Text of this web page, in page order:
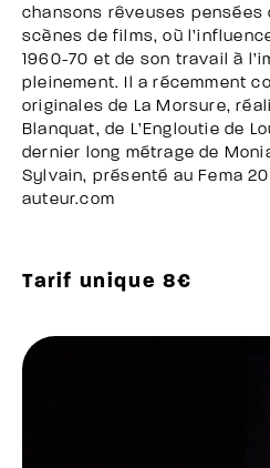
chansons rêveuses pensées
scènes de films, où
1960-70 et de son travail à
pleinement. Il a récemment
originales de La Morsure,
Blanquat, de L’Engloutie de
dernier long métrage de
Sylvain, présenté au Fema
auteur.com
Tarif unique 8€